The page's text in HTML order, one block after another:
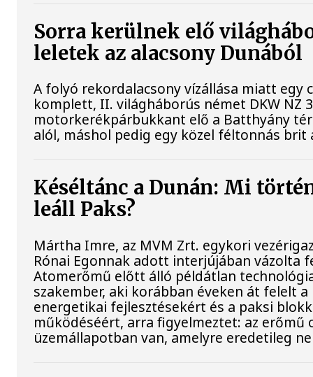
Sorra kerülnek elő
leletek az alacsony Dunából
A folyó rekordalacsony vízállása miatt egy
komplett, II. világháborús német DKW NZ
motorkerékpárbukkant elő a Batthyány
alól, máshol pedig egy közel féltonnás brit
Késéltánc a Dunán: Mi
leáll Paks?
Mártha Imre, az MVM Zrt. egykori
Rónai Egonnak adott interjújában vázolta
Atomerőmű előtt álló példátlan
szakember, aki korábban éveken át felelt a
energetikai fejlesztésekért és a paksi
működéséért, arra figyelmeztet: az erőmű
üzemállapotban van, amelyre eredetileg